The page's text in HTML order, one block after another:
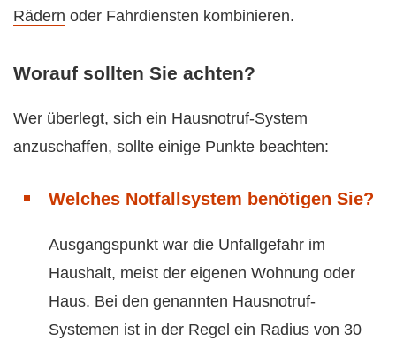
Rädern oder Fahrdiensten kombinieren.
Worauf sollten Sie achten?
Wer überlegt, sich ein Hausnotruf-System
anzuschaffen, sollte einige Punkte beachten:
Welches Notfallsystem benötigen Sie?
Ausgangspunkt war die Unfallgefahr im
Haushalt, meist der eigenen Wohnung oder
Haus. Bei den genannten Hausnotruf-
Systemen ist in der Regel ein Radius von 30